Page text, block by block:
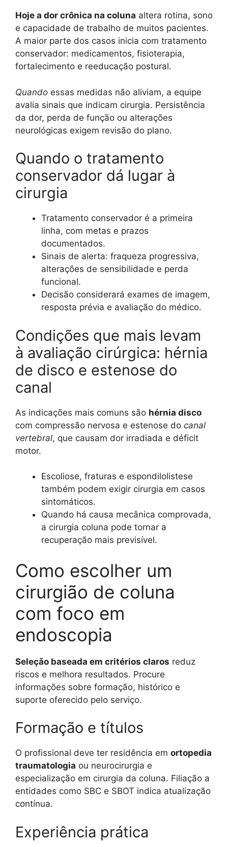
Hoje a dor crônica na coluna altera rotina, sono
e capacidade de trabalho de muitos pacientes.
A maior parte dos casos inicia com tratamento
conservador: medicamentos, fisioterapia,
fortalecimento e reeducação postural.
Quando essas medidas não aliviam, a equipe
avalia sinais que indicam cirurgia. Persistência
da dor, perda de função ou alterações
neurológicas exigem revisão do plano.
Quando o tratamento
conservador dá lugar à
cirurgia
Tratamento conservador é a primeira
linha, com metas e prazos
documentados.
Sinais de alerta: fraqueza progressiva,
alterações de sensibilidade e perda
funcional.
Decisão considerará exames de imagem,
resposta prévia e avaliação do médico.
Condições que mais levam
à avaliação cirúrgica: hérnia
de disco e estenose do
canal
As indicações mais comuns são hérnia disco
com compressão nervosa e estenose do canal
vertebral, que causam dor irradiada e déficit
motor.
Escoliose, fraturas e espondilolistese
também podem exigir cirurgia em casos
sintomáticos.
Quando há causa mecânica comprovada,
a cirurgia coluna pode tornar a
recuperação mais previsível.
Como escolher um
cirurgião de coluna
com foco em
endoscopia
Seleção baseada em critérios claros reduz
riscos e melhora resultados. Procure
informações sobre formação, histórico e
suporte oferecido pelo serviço.
Formação e títulos
O profissional deve ter residência em ortopedia
traumatologia ou neurocirurgia e
especialização em cirurgia da coluna. Filiação a
entidades como SBC e SBOT indica atualização
contínua.
Experiência prática